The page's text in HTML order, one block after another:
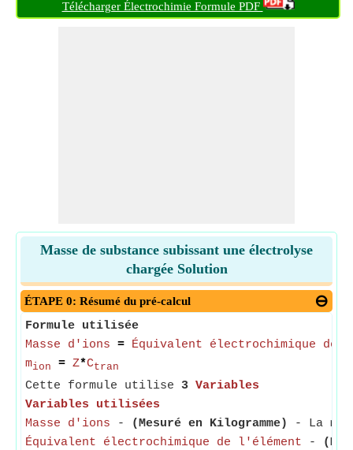
Télécharger Électrochimie Formule PDF
Masse de substance subissant une électrolyse
chargée Solution
ÉTAPE 0: Résumé du pré-calcul
Formule utilisée
Masse d'ions = Équivalent électrochimique de
mion = Z*Ctran
Cette formule utilise 3 Variables
Variables utilisées
Masse d'ions - (Mesuré en Kilogramme)
- La
Équivalent électrochimique de l'élément -